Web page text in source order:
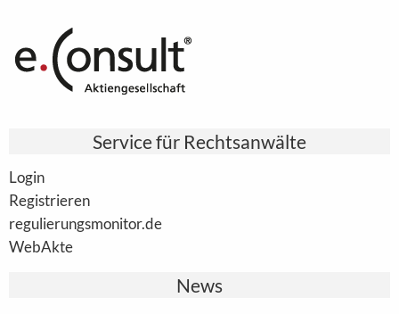
Service für Rechtsanwälte
Login
Registrieren
regulierungsmonitor.de
WebAkte
News